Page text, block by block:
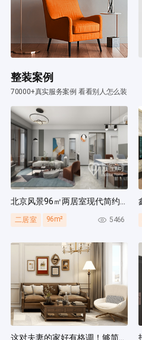
整装案例
70000+真实服务案例 看看别人怎么装
北京风景96㎡两居室现代简约风装修案例
二居室 96m² 5466
这对夫妻的家好有格调！够简洁还复古，好打扫卫生太贴心~